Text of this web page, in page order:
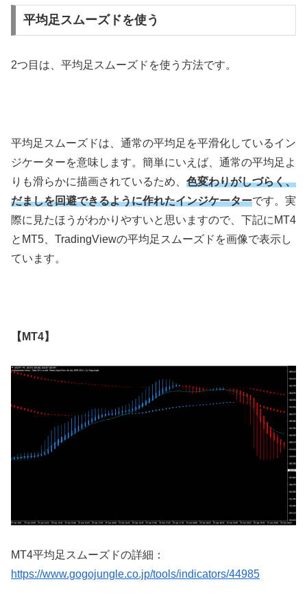
平均足スムーズドを使う
2つ目は、平均足スムーズドを使う方法です。
平均足スムーズドは、通常の平均足を平滑化しているイン
ジケーターを意味します。簡単にいえば、通常の平均足よ
りも滑らかに描画されているため、 色変わりがしづらく、
だましを回避できるように作れたインジケーターです。実
際に見たほうがわかりやすいと思いますので、下記に MT4
とMT5、 TradingViewの平均足スムーズドを画像で表示し
ています。
【MT4】
MT4平均足スムーズドの詳細：
https://www.gogojungle.co.jp/tools/indicators/44985